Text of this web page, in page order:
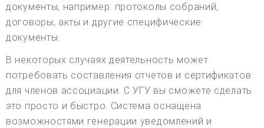
документы, например: протоколы собраний,
договоры, акты и другие специфические
документы.
В некоторых случаях деятельность может
потребовать составления отчетов и сертификатов
для членов ассоциации. С УГУ вы сможете сделать
это просто и быстро. Система оснащена
возможностями генерации уведомлений и